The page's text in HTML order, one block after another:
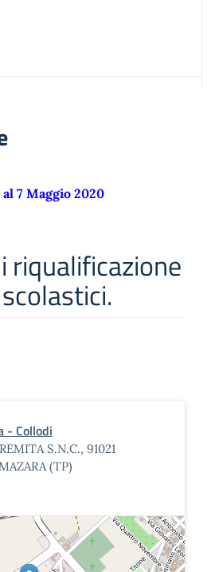
7 Maggio 2020
riqualificazione
- Collodi
S.N.C., 91021
(TP)